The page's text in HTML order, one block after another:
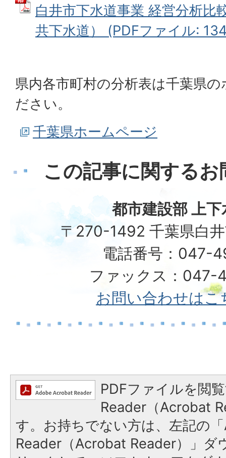
白井市下水道事業 経営分析比
共下水道） (PDFファイル:
県内各市町村の分析表は千葉県
ださい。
千葉県ホームページ
この記事に関する
都市建設部 上下
〒270-1492 千葉県白
電話番号：047-
ファックス：047-
お問い合わせはこ
PDFファイルを閲
Reader（Acrobat
す。お持ちでない方は、左記の
Reader（Acrobat Reader）」ダ